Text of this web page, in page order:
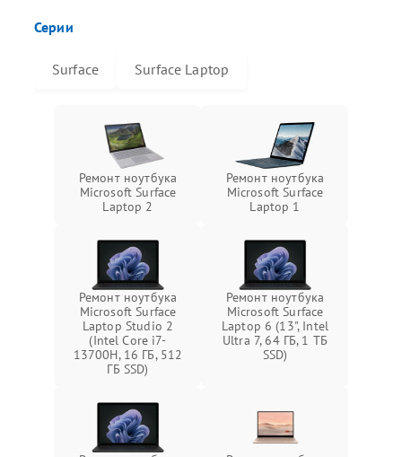
Серии
Surface Surface Laptop
Ремонт ноутбука
Microsoft Surface
Laptop 2
Ремонт ноутбука
Microsoft Surface
Laptop 1
Ремонт ноутбука
Microsoft Surface
Laptop Studio 2
(Intel Core i7-
13700H, 16 ГБ, 512
ГБ SSD)
Ремонт ноутбука
Microsoft Surface
Laptop 6 (13", Intel
Ultra 7, 64 ГБ, 1 ТБ
SSD)